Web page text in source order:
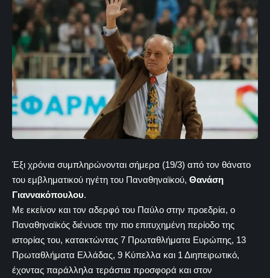
Έξι χρόνια συμπληρώνονται σήμερα (19/3) από τον θάνατο
του εμβληματικού ηγέτη του Παναθηναϊκού, Θανάση
Γιαννακόπουλου.
Με εκείνον και τον αδερφό του Παύλο στην προεδρία, ο
Παναθηναϊκός διένυσε την πιο επιτυχημένη περίοδο της
ιστορίας του, κατακτώντας 7 Πρωταθλήματα Ευρώπης, 13
Πρωταθλήματα Ελλάδας, 9 Κύπελλα και 1 Διηπειρωτικό,
έχοντας παράλληλα τεράστια προσφορά και στον